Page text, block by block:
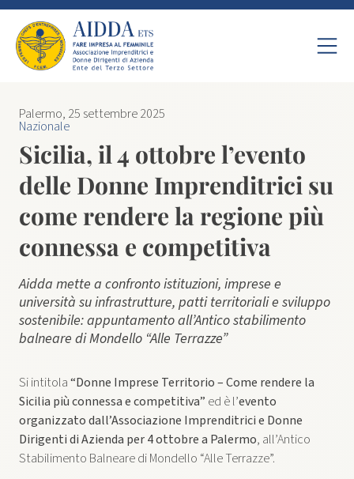
Palermo, 25 settembre 2025
Nazionale
Sicilia, il 4 ottobre l’evento
delle Donne Imprenditrici su
come rendere la regione più
connessa e competitiva
Aidda mette a confronto istituzioni, imprese e
università su infrastrutture, patti territoriali e sviluppo
sostenibile: appuntamento all’Antico stabilimento
balneare di Mondello “Alle Terrazze”
Si intitola“Donne Imprese Territorio – Come rendere la
Sicilia più connessa e competitiva” ed è l’evento
organizzato dall’Associazione Imprenditrici e Donne
Dirigenti di Azienda per 4 ottobre a Palermo, all’Antico
Stabilimento Balneare di Mondello “Alle Terrazze”.